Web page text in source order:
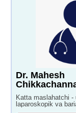
Dr. Mahesh
Katta maslahatchi -
laparoskopik va